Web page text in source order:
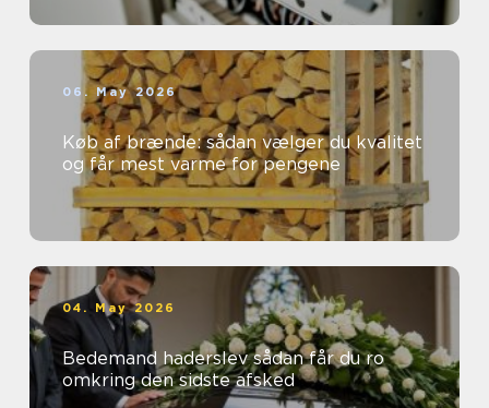
06. May 2026
Køb af brænde: sådan vælger du kvalitet
og får mest varme for pengene
04. May 2026
Bedemand haderslev sådan får du ro
omkring den sidste afsked